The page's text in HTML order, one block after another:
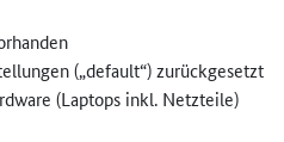
(„default“) zurückgesetzt
(Laptops inkl. Netzteile)